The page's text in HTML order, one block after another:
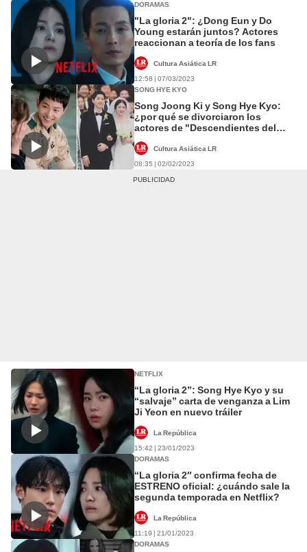
DORAMAS
"La gloria 2": ¿Dong Eun y Do
Young estarán juntos? Actores
reaccionan a teoría de los fans
Cultura Asiática LR
12:58 | 07/03/2023
SONG HYE KYO
Song Joong Ki y Song Hye Kyo:
¿por qué se divorciaron los
actores de "Descendientes del
Cultura Asiática LR
08:35 | 02/02/2023
NETFLIX
“La gloria 2”: Song Hye Kyo y su
“salvaje” carta de venganza a Lim
Ji Yeon en nuevo tráiler
La República
15:42 | 23/01/2023
DORAMAS
“La gloria 2″ confirma fecha de
ESTRENO oficial: ¿cuándo sale la
segunda temporada en Netflix?
La República
11:19 | 21/01/2023
DORAMAS